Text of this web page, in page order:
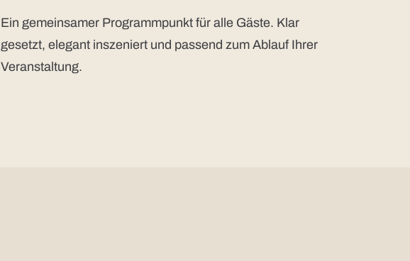
Ein gemeinsamer Programmpunkt für alle Gäste. Klar
gesetzt, elegant inszeniert und passend zum Ablauf Ihrer
Veranstaltung.